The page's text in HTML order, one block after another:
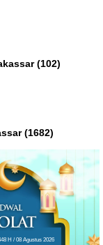
(102)
(1682)
H / 08 Agustus 2026